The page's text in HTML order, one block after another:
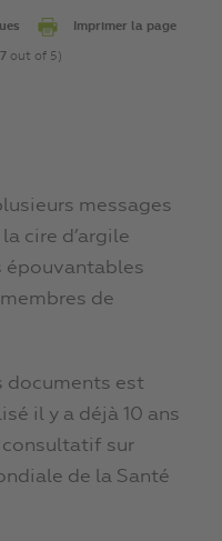
Imprimer la page
out of 5)
messages
cire d’argile
épouvantables
de
documents est
il y a déjà 10 ans
consultatif sur
de la Santé